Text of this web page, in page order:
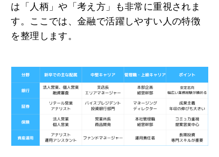
は「人柄」や「考え方」も非常に重視されま
す。ここでは、金融で活躍しやすい人の特徴
を整理します。